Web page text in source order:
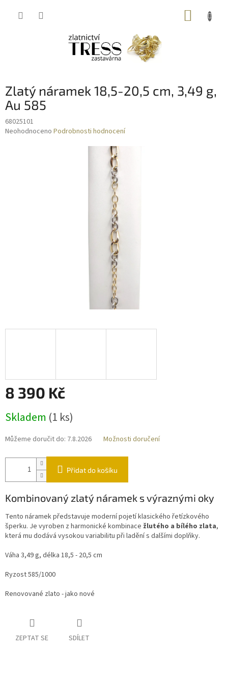
Zlatý náramek 18,5-20,5 cm, 3,49 g,
Au 585
68025101
Průměrné
Neohodnoceno Podrobnosti hodnocení
8 390 Kč
cena:
Skladem (1 ks)
Můžeme doručit do: 7.8.2026 Možnosti doručení
Přidat do košíku
Kombinovaný zlatý náramek s výraznými oky
Tento náramek představuje moderní pojetí klasického řetízkového
šperku. Je vyroben z harmonické kombinace žlutého a bílého zlata,
která mu dodává vysokou variabilitu při ladění s dalšími doplňky.
Váha 3,49 g, délka 18,5 - 20,5 cm
Ryzost 585/1000
Renovované zlato - jako nové
ZEPTAT SE SDÍLET